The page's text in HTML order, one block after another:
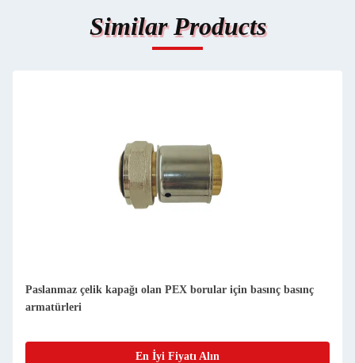
Similar Products
Paslanmaz çelik kapağı olan PEX borular için basınç basınç
armatürleri
En İyi Fiyatı Alın